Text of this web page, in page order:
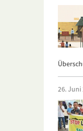
26. Juni